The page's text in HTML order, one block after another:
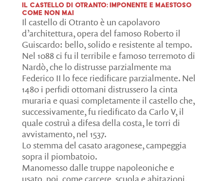
Il Castello di Otranto: imponente e maestoso
come non mai
Il castello di Otranto è un capolavoro
d’architettura, opera del famoso Roberto il
Guiscardo: bello, solido e resistente al tempo.
Nel 1088 ci fu il terribile e famoso terremoto di
Nardò, che lo distrusse parzialmente ma
Federico II lo fece riedificare parzialmente. Nel
1480 i perfidi ottomani distrussero la cinta
muraria e quasi completamente il castello che,
successivamente, fu riedificato da Carlo V, il
quale costruì a difesa della costa, le torri di
avvistamento, nel 1537.
Lo stemma del casato aragonese, campeggia
sopra il piombatoio.
Manomesso dalle truppe napoleoniche e